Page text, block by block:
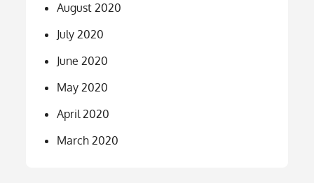
August 2020
July 2020
June 2020
May 2020
April 2020
March 2020